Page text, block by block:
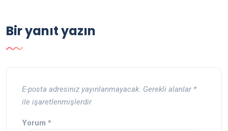
Bir yanıt yazın
E-posta adresiniz yayınlanmayacak. Gerekli alanlar *
ile işaretlenmişlerdir
Yorum *